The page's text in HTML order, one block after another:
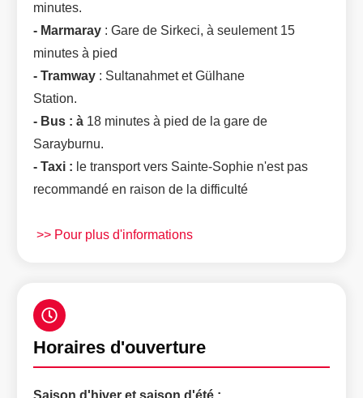
minutes.
- Marmaray : Gare de Sirkeci, à seulement 15
minutes à pied
- Tramway : Sultanahmet et Gülhane
Station.
- Bus : à 18 minutes à pied de la gare de
Sarayburnu.
- Taxi : le transport vers Sainte-Sophie n'est pas
recommandé en raison de la difficulté
>> Pour plus d'informations
Horaires d'ouverture